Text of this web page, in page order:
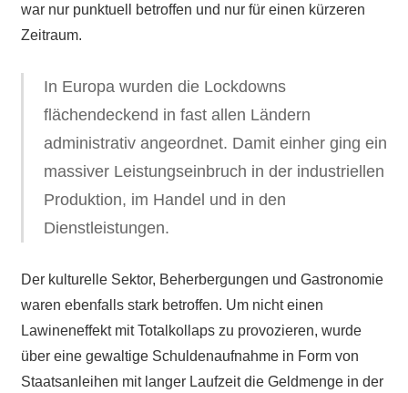
war nur punktuell betroffen und nur für einen kürzeren
Zeitraum.
In Europa wurden die Lockdowns
flächendeckend in fast allen Ländern
administrativ angeordnet. Damit einher ging ein
massiver Leistungseinbruch in der industriellen
Produktion, im Handel und in den
Dienstleistungen.
Der kulturelle Sektor, Beherbergungen und Gastronomie
waren ebenfalls stark betroffen. Um nicht einen
Lawineneffekt mit Totalkollaps zu provozieren, wurde
über eine gewaltige Schuldenaufnahme in Form von
Staatsanleihen mit langer Laufzeit die Geldmenge in der